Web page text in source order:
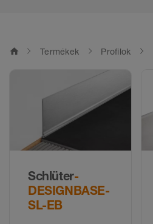
home Termékek Profilok
Schlüter-
DESIGNBASE-
SL-EB